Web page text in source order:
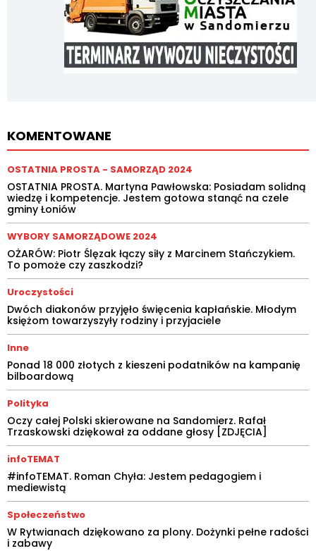
KOMENTOWANE
OSTATNIA PROSTA - SAMORZĄD 2024
OSTATNIA PROSTA. Martyna Pawłowska: Posiadam solidną
wiedzę i kompetencje. Jestem gotowa stanąć na czele
gminy Łoniów
WYBORY SAMORZĄDOWE 2024
OŻARÓW: Piotr Ślęzak łączy siły z Marcinem Stańczykiem.
To pomoże czy zaszkodzi?
Uroczystości
Dwóch diakonów przyjęło święcenia kapłańskie. Młodym
księżom towarzyszyły rodziny i przyjaciele
Inne
Ponad 18 000 złotych z kieszeni podatników na kampanię
bilboardową
Polityka
Oczy całej Polski skierowane na Sandomierz. Rafał
Trzaskowski dziękował za oddane głosy [ZDJĘCIA]
infoTEMAT
#infoTEMAT. Roman Chyła: Jestem pedagogiem i
mediewistą
Społeczeństwo
W Rytwianach dziękowano za plony. Dożynki pełne radości
i zabawy